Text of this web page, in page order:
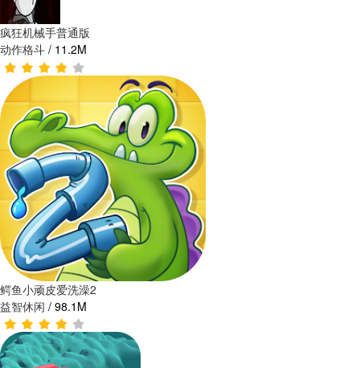
疯狂机械手普通版
动作格斗 / 11.2M
鳄鱼小顽皮爱洗澡2
益智休闲 / 98.1M